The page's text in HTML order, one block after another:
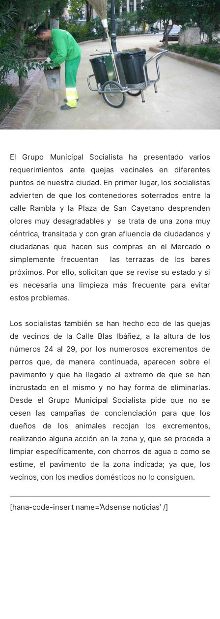
El Grupo Municipal Socialista ha presentado varios
requerimientos ante quejas vecinales en diferentes
puntos de nuestra ciudad. En primer lugar, los socialistas
advierten de que los contenedores soterrados entre la
calle Rambla y la Plaza de San Cayetano desprenden
olores muy desagradables y se trata de una zona muy
céntrica, transitada y con gran afluencia de ciudadanos y
ciudadanas que hacen sus compras en el Mercado o
simplemente frecuentan las terrazas de los bares
próximos. Por ello, solicitan que se revise su estado y si
es necesaria una limpieza más frecuente para evitar
estos problemas.
Los socialistas también se han hecho eco de las quejas
de vecinos de la Calle Blas Ibáñez, a la altura de los
números 24 al 29, por los numerosos excrementos de
perros que, de manera continuada, aparecen sobre el
pavimento y que ha llegado al extremo de que se han
incrustado en el mismo y no hay forma de eliminarlas.
Desde el Grupo Municipal Socialista pide que no se
cesen las campañas de concienciación para que los
dueños de los animales recojan los excrementos,
realizando alguna acción en la zona y, que se proceda a
limpiar específicamente, con chorros de agua o como se
estime, el pavimento de la zona indicada; ya que, los
vecinos, con los medios domésticos no lo consiguen.
[hana-code-insert name=’Adsense noticias’ /]